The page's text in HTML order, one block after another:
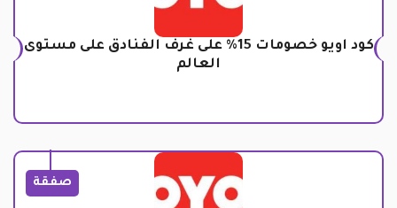
كود اويو خصومات 15% على غرف الفنادق على مستوى
العالم
صفقة